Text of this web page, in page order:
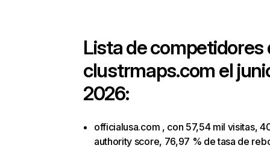
Lista de competidores
clustrmaps.com el
2026:
officialusa.com , con 57,54 mil visitas,
authority score, 76,97 % de tasa de